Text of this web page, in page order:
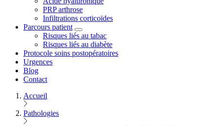
PRP arthrose
Infiltrations corticoïdes
Parcours patient
Risques liés au tabac
Risques liés au diabète
Protocole soins postopératoires
Urgences
Blog
Contact
Accueil
Pathologies